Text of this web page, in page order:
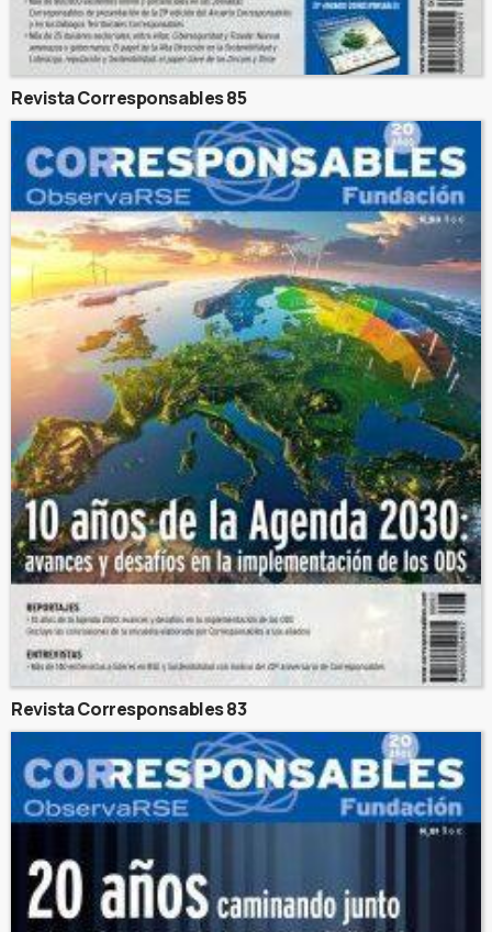
Revista Corresponsables 85
Revista Corresponsables 83